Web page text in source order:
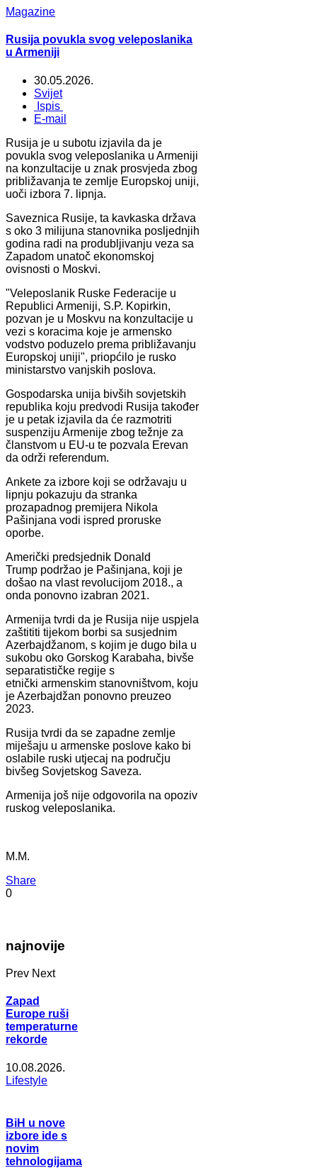
Magazine
Rusija povukla svog veleposlanika
u Armeniji
30.05.2026.
Svijet
Ispis
E-mail
Rusija je u subotu izjavila da je
povukla svog veleposlanika u Armeniji
na konzultacije u znak prosvjeda zbog
približavanja te zemlje Europskoj uniji,
uoči izbora 7. lipnja.
Saveznica Rusije, ta kavkaska država
s oko 3 milijuna stanovnika posljednjih
godina radi na produbljivanju veza sa
Zapadom unatoč ekonomskoj
ovisnosti o Moskvi.
"Veleposlanik Ruske Federacije u
Republici Armeniji, S.P. Kopirkin,
pozvan je u Moskvu na konzultacije u
vezi s koracima koje je armensko
vodstvo poduzelo prema približavanju
Europskoj uniji", priopćilo je rusko
ministarstvo vanjskih poslova.
Gospodarska unija bivših sovjetskih
republika koju predvodi Rusija također
je u petak izjavila da će razmotriti
suspenziju Armenije zbog težnje za
članstvom u EU-u te pozvala Erevan
da održi referendum.
Ankete za izbore koji se održavaju u
lipnju pokazuju da stranka
prozapadnog premijera Nikola
Pašinjana vodi ispred proruske
oporbe.
Američki predsjednik Donald
Trump podržao je Pašinjana, koji je
došao na vlast revolucijom 2018., a
onda ponovno izabran 2021.
Armenija tvrdi da je Rusija nije uspjela
zaštititi tijekom borbi sa susjednim
Azerbajdžanom, s kojim je dugo bila u
sukobu oko Gorskog Karabaha, bivše
separatističke regije s
etnički armenskim stanovništvom, koju
je Azerbajdžan ponovno preuzeo
2023.
Rusija tvrdi da se zapadne zemlje
miješaju u armenske poslove kako bi
oslabile ruski utjecaj na području
bivšeg Sovjetskog Saveza.
Armenija još nije odgovorila na opoziv
ruskog veleposlanika.
M.M.
Share
0
najnovije
Prev Next
Zapad
Europe ruši
temperaturne
rekorde
10.08.2026.
Lifestyle
BiH u nove
izbore ide s
novim
tehnologijama